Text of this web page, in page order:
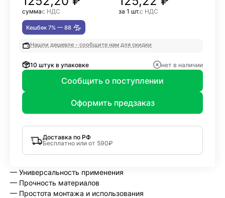
суммас НДС за 1 шт.с НДС
Кешбек 7% — 88
Нашли дешевле - сообщите нам для скидки
10 штук в упаковке нет в наличии
Сообщить о поступлении
Оформить предзаказ
Доставка по РФ
Бесплатно или от 590₽
— Универсальность применения
— Прочность материалов
— Простота монтажа и использования